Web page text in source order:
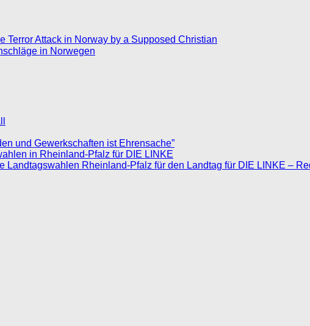
Terror Attack in Norway by a Supposed Christian
in Norwegen
und Gewerkschaften ist Ehrensache”
in Rheinland-Pfalz für DIE LINKE
Landtagswahlen Rheinland-Pfalz für den Landtag für DIE LINKE –